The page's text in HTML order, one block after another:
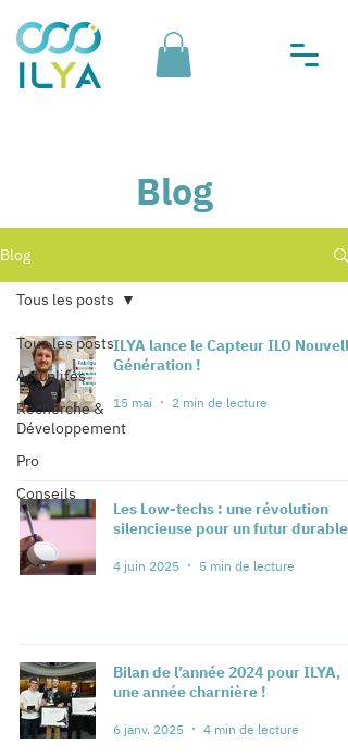
Blog
Blog
Tous les posts
Actualités
Recherche &
Développement
Pro
Conseils
Tous les posts
ILYA lance le Capteur ILO Nouvelle
Génération !
15 mai 2 min de lecture
Les Low-techs : une révolution
silencieuse pour un futur durable
4 juin 2025 5 min de lecture
Bilan de l’année 2024 pour ILYA,
une année charnière !
6 janv. 2025 4 min de lecture